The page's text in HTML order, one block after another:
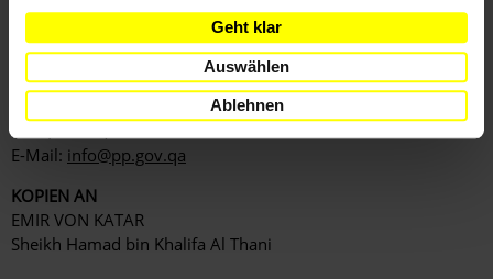
Geht klar
Auswählen
Ablehnen
GENERALSTAATSANWALT
PO Box 705
Doha, KATAR
(Anrede: Your Excellency / Exzellenz)
E-Mail: info@pp.gov.qa
KOPIEN AN
EMIR VON KATAR
Sheikh Hamad bin Khalifa Al Thani